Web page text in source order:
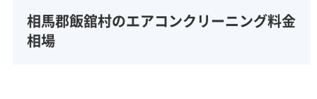
完全分解洗浄 部分クリーニング
実績10年以上
資格保有スタッフ
相馬郡飯舘村のエアコンクリーニング料金
相場